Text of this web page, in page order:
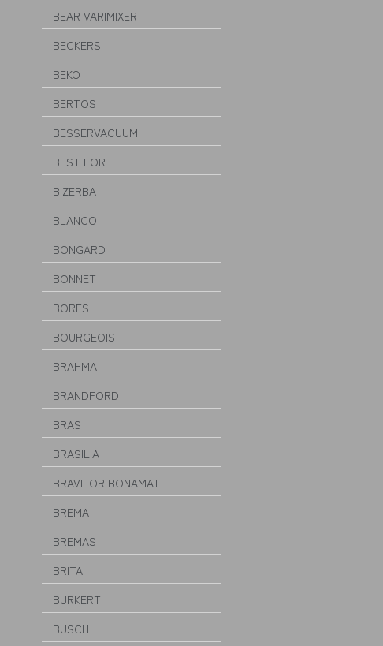
BEAR VARIMIXER
BECKERS
BEKO
BERTOS
BESSERVACUUM
BEST FOR
BIZERBA
BLANCO
BONGARD
BONNET
BORES
BOURGEOIS
BRAHMA
BRANDFORD
BRAS
BRASILIA
BRAVILOR BONAMAT
BREMA
BREMAS
BRITA
BURKERT
BUSCH